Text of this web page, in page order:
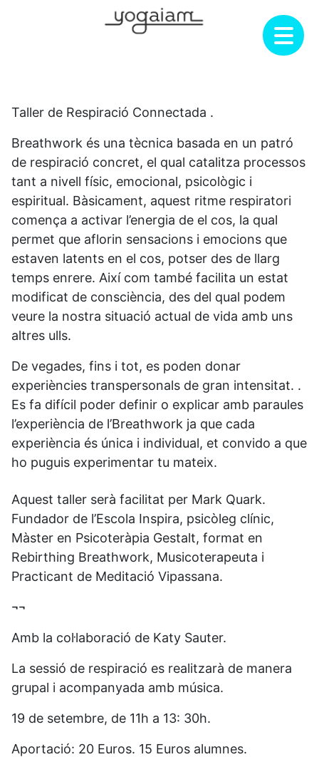
Taller de Respiració Connectada .
Breathwork és una tècnica basada en un patró
de respiració concret, el qual catalitza processos
tant a nivell físic, emocional, psicològic i
espiritual. Bàsicament, aquest ritme respiratori
comença a activar l’energia de el cos, la qual
permet que aflorin sensacions i emocions que
estaven latents en el cos, potser des de llarg
temps enrere. Així com també facilita un estat
modificat de consciència, des del qual podem
veure la nostra situació actual de vida amb uns
altres ulls.
De vegades, fins i tot, es poden donar
experiències transpersonals de gran intensitat. .
Es fa difícil poder definir o explicar amb paraules
l’experiència de l’Breathwork ja que cada
experiència és única i individual, et convido a que
ho puguis experimentar tu mateix.
Aquest taller serà facilitat per Mark Quark.
Fundador de l’Escola Inspira, psicòleg clínic,
Màster en Psicoteràpia Gestalt, format en
Rebirthing Breathwork, Musicoterapeuta i
Practicant de Meditació Vipassana.
¬¬
Amb la col·laboració de Katy Sauter.
La sessió de respiració es realitzarà de manera
grupal i acompanyada amb música.
19 de setembre, de 11h a 13: 30h.
Aportació: 20 Euros. 15 Euros alumnes.